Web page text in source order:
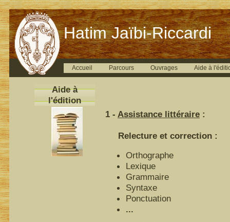
Hatim Jaïbi-Riccardi
Accueil Parcours Ouvrages Aide à
Aide à
l'édition
1 - Assistance littéraire :
Relecture et correction :
Orthographe
Lexique
Grammaire
Syntaxe
Ponctuation
...